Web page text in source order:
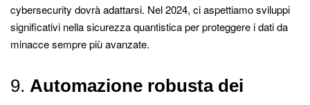
cybersecurity dovrà adattarsi. Nel 2024, ci aspettiamo sviluppi
significativi nella sicurezza quantistica per proteggere i dati da
minacce sempre più avanzate.
9. Automazione robusta dei